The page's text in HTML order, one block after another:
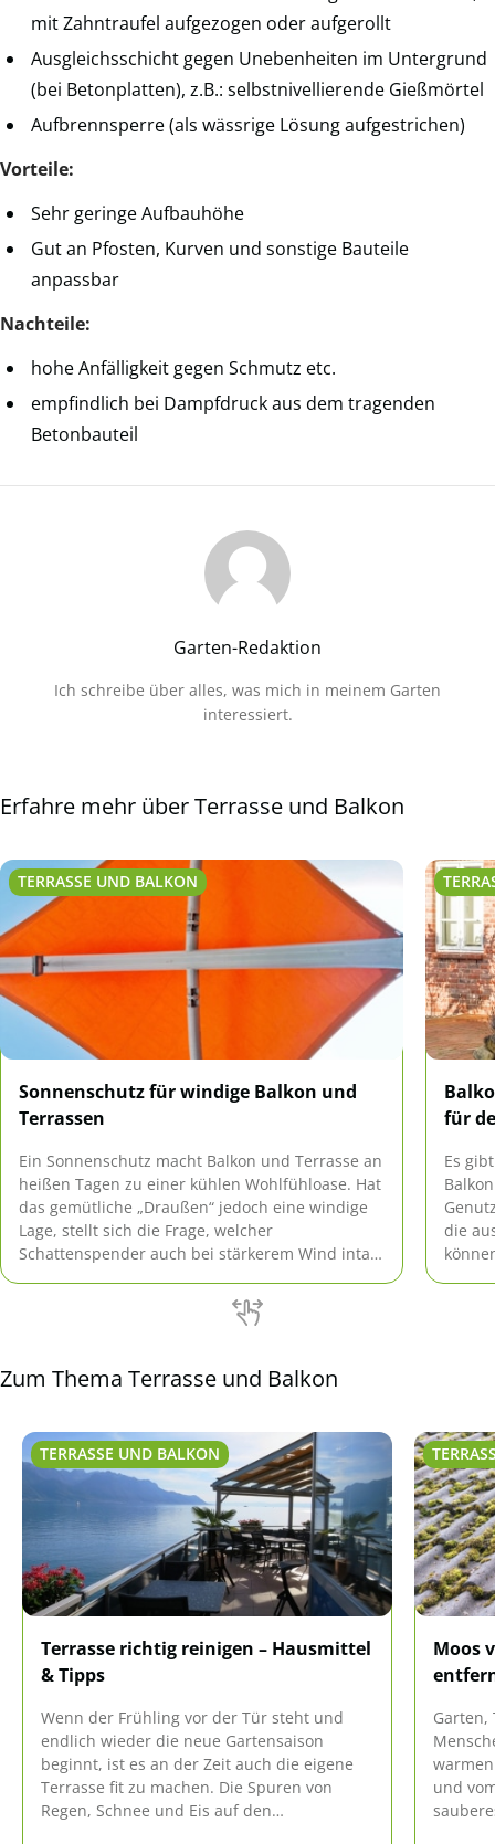
mit Zahntraufel aufgezogen oder aufgerollt
Ausgleichsschicht gegen Unebenheiten im Untergrund
(bei Betonplatten), z.B.: selbstnivellierende Gießmörtel
Aufbrennsperre (als wässrige Lösung aufgestrichen)
Vorteile:
Sehr geringe Aufbauhöhe
Gut an Pfosten, Kurven und sonstige Bauteile
anpassbar
Nachteile:
hohe Anfälligkeit gegen Schmutz etc.
empfindlich bei Dampfdruck aus dem tragenden
Betonbauteil
Garten-Redaktion
Ich schreibe über alles, was mich in meinem Garten
interessiert.
Erfahre mehr über Terrasse und Balkon
TERRASSE UND BALKON
Sonnenschutz für windige Balkon und
Terrassen
Ein Sonnenschutz macht Balkon und Terrasse an
heißen Tagen zu einer kühlen Wohlfühloase. Hat
das gemütliche „Draußen“ jedoch eine windige
Lage, stellt sich die Frage, welcher
Schattenspender auch bei stärkerem Wind intakt
für
Es
die
Zum Thema Terrasse und Balkon
TERRASSE UND BALKON
Terrasse richtig reinigen – Hausmittel
& Tipps
Wenn der Frühling vor der Tür steht und
endlich wieder die neue Gartensaison
beginnt, ist es an der Zeit auch die eigene
Terrasse fit zu machen. Die Spuren von
Regen, Schnee und Eis auf den
Moos
Garten,
und